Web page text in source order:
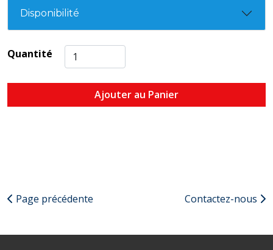
Disponibilité
Quantité
Ajouter au Panier
Page précédente Contactez-nous